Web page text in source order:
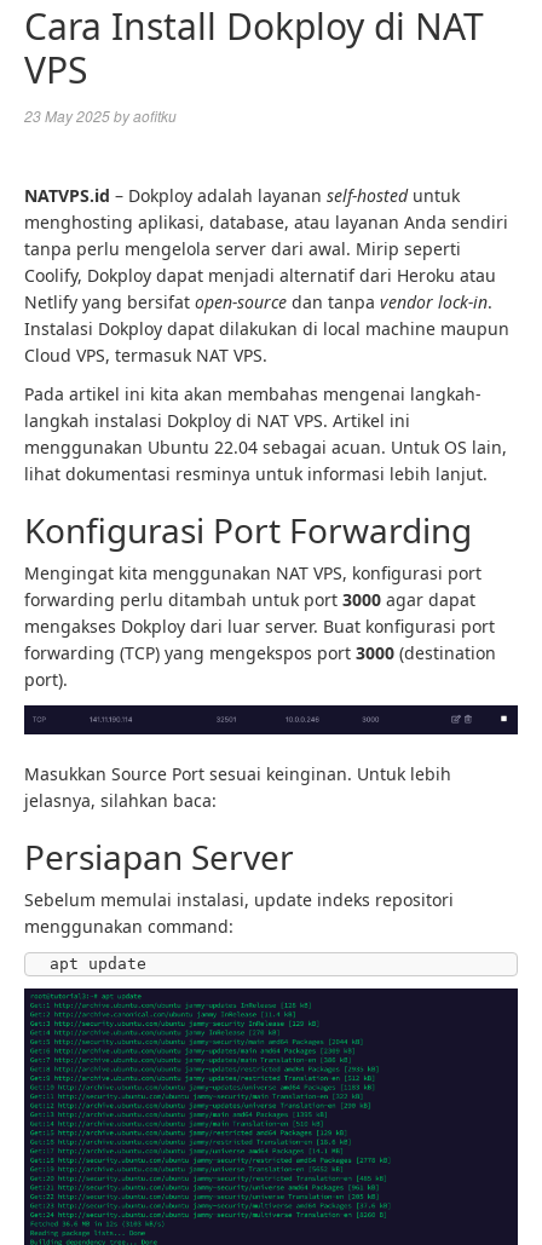
Cara Install Dokploy di NAT
VPS
23 May 2025byaofitku
NATVPS.id – Dokploy adalah layanan self-hosteduntuk
menghosting aplikasi, database, atau layanan Anda sendiri
tanpa perlu mengelola server dari awal. Mirip seperti
Coolify, Dokploy dapat menjadi alternatif dari Heroku atau
Netlify yang bersifat open-source dan tanpa vendor lock-in.
Instalasi Dokploy dapat dilakukan di local machine maupun
Cloud VPS, termasuk NAT VPS.
Pada artikel ini kita akan membahas mengenai langkah-
langkah instalasi Dokploy di NAT VPS. Artikel ini
menggunakan Ubuntu 22.04 sebagai acuan. Untuk OS lain,
lihat dokumentasi resminya untuk informasi lebih lanjut.
Konfigurasi Port Forwarding
Mengingat kita menggunakan NAT VPS, konfigurasi port
forwarding perlu ditambah untuk port 3000 agar dapat
mengakses Dokploy dari luar server. Buat konfigurasi port
forwarding (TCP) yang mengekspos port 3000 (destination
port).
Masukkan Source Port sesuai keinginan. Untuk lebih
jelasnya, silahkan baca:
Persiapan Server
Sebelum memulai instalasi, update indeks repositori
menggunakan command:
apt update